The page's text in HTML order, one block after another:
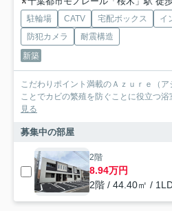
駐輪場 CATV 宅配ボックス
イ
防犯カメラ
耐震構造
新築
こだわりポイント満載のＡｚｕｒｅ（
ことでカビの繁殖を防ぐことに役立つ
見る
募集中の部屋
2階
8.94万円
2階 / 44.40㎡ /